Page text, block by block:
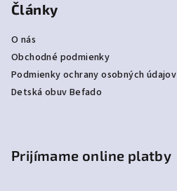
Články
O nás
Obchodné podmienky
Podmienky ochrany osobných údajov
Detská obuv Befado
Prijímame online platby